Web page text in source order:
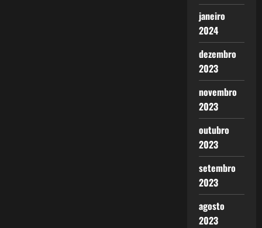
janeiro
2024
dezembro
2023
novembro
2023
outubro
2023
setembro
2023
agosto
2023